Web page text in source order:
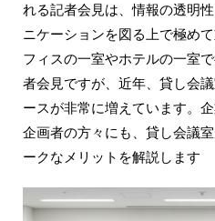
れる記者会見は、情報の透明
ニケーションを図る上で極め
フィスの一室やホテルの一室
者会見ですが、近年、貸し会
ースが非常に増えています。
企画者の方々にも、貸し会議
ークなメリットを解説します